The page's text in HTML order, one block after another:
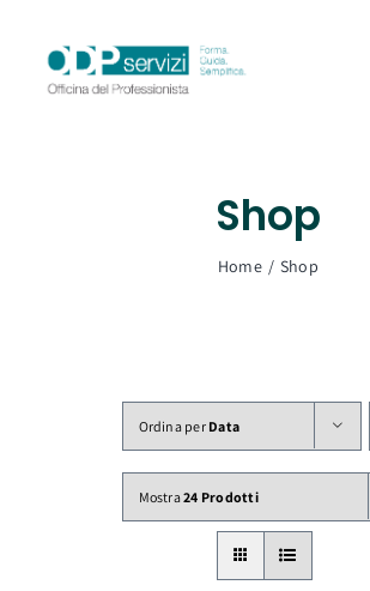
contenuto
Shop
Home Shop
Ordina per Data
Mostra24 Prodotti